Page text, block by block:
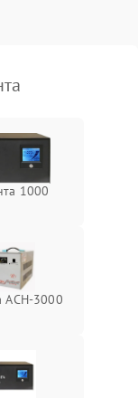
Подробнее →
Подробнее →
Подробнее →
1000
АСН-3000